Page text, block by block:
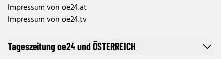
Impressum von oe24.at
Impressum von oe24.tv
Tageszeitung oe24 und ÖSTERREICH